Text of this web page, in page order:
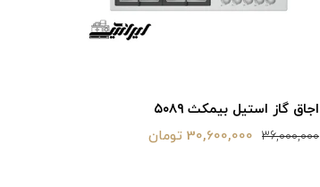
اجاق گاز استیل بیمکث ۵۰۸۹
36,000,000 30,600,000 تومان